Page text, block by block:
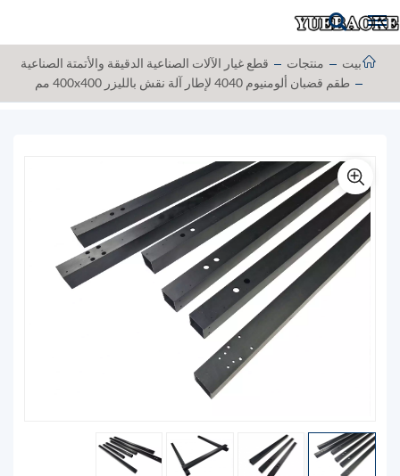
بيت منتجات
قطع غيار الآلات الصناعية الدقيقة والأتمتة الصناعية
طقم قضبان ألومنيوم 4040 لإطار آلة نقش بالليزر 400x400 مم